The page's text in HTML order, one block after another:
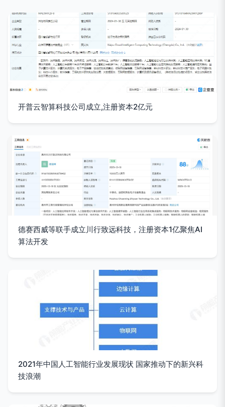
开普云智算科技公司成立,注册资本2亿元
德赛西威等联手成立川行致远科技，注册资本1亿聚焦AI
算法开发
2021年中国人工智能行业发展现状 国家推动下的新兴科
技浪潮